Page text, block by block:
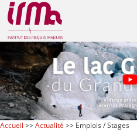
Accueil >>Actualité >> Emplois / Stages